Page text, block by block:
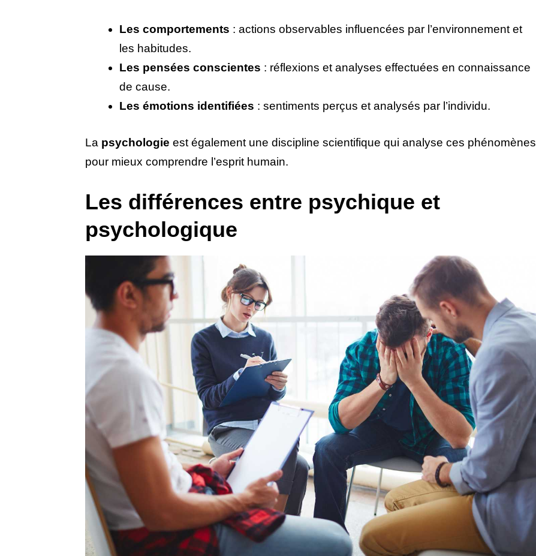
Les comportements : actions observables influencées par l’environnement et
les habitudes.
Les pensées conscientes : réflexions et analyses effectuées en connaissance
de cause.
Les émotions identifiées : sentiments perçus et analysés par l’individu.
La psychologie est également une discipline scientifique qui analyse ces phénomènes
pour mieux comprendre l’esprit humain.
Les différences entre psychique et
psychologique